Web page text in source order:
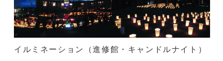
イルミネーション（進修館・キャンドルナイト）